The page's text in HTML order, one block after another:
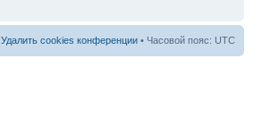
Удалить cookies конференции • Часовой пояс: UTC